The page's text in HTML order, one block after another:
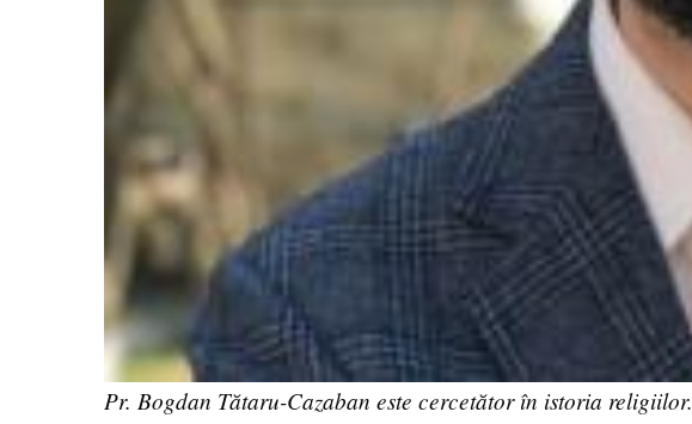
Pr. Bogdan Tătaru-Cazaban este cercetător în istoria religiilor.